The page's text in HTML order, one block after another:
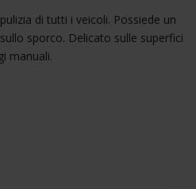
di tutti i veicoli. Possiede un
sporco. Delicato sulle superfici
manuali.